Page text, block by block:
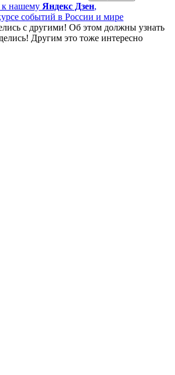
к нашему Яндекс Дзен,
событий в России и мире
с другими! Об этом должны узнать
Другим это тоже интересно